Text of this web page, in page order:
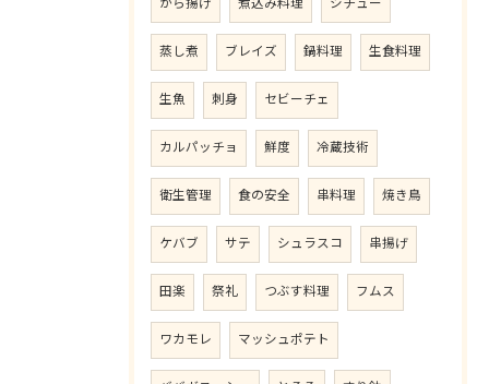
蒸し煮 ブレイズ 鍋料理 生食料理
生魚 刺身 セビーチェ
カルパッチョ 鮮度 冷蔵技術
衛生管理 食の安全 串料理 焼き鳥
ケバブ サテ シュラスコ 串揚げ
田楽 祭礼 つぶす料理 フムス
ワカモレ マッシュポテト